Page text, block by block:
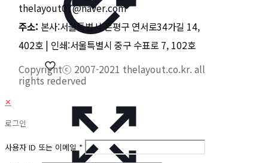
thelayout07@naver.com
주소: 본사:서울특별시 은평구 연서로34가길 14,
402호 | 인쇄:서울특별시 중구 수표로 7, 102호
Copyrightⓒ 2007-2021 thelayout.co.kr. all
rights rederved
✕
로그인
사용자 ID 또는 이메일 *